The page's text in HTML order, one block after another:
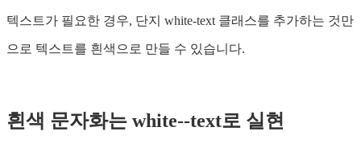
텍스트가 필요한 경우, 단지 white-text 클래스를 추가하는 것만
으로 텍스트를 흰색으로 만들 수 있습니다.
흰색 문자화는 white--text로 실현